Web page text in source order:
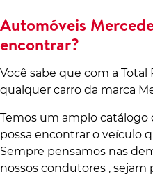
Automóveis
encontrar?
Você sabe que com a
qualquer carro da marca
Temos um amplo catálogo
possa encontrar o veículo
Sempre pensamos nas
nossos condutores ,